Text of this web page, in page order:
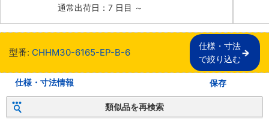
通常出荷日：7 日目 ～
型番: CHHM30-6165-EP-B-6
仕様・寸法
で絞り込む
仕様・寸法情報 保存
類似品を再検索